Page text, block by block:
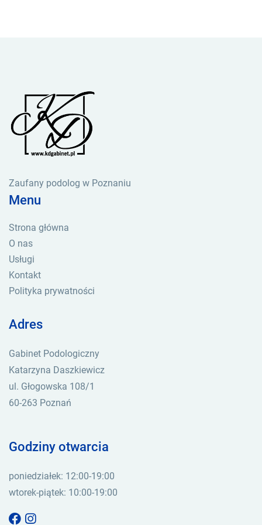
Zaufany podolog w Poznaniu
Menu
Strona główna
O nas
Usługi
Kontakt
Polityka prywatności
Adres
Gabinet Podologiczny
Katarzyna Daszkiewicz
ul. Głogowska 108/1
60-263 Poznań
Godziny otwarcia
poniedziałek: 12:00-19:00
wtorek-piątek: 10:00-19:00